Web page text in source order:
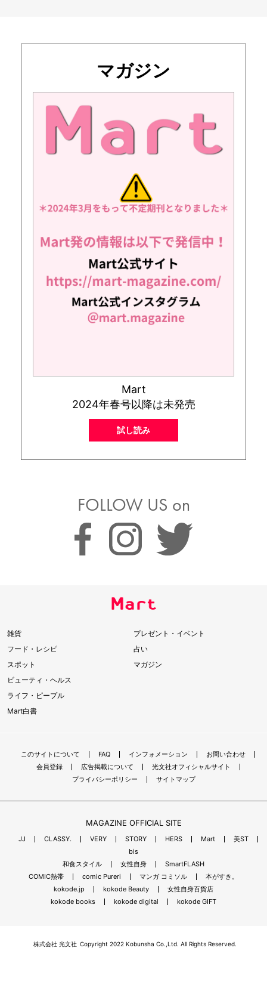
マガジン
Mart
2024年春号以降は未発売
試し読み
FOLLOW US on
雑貨
フード・レシピ
スポット
ビューティ・ヘルス
ライフ・ピープル
Mart白書
プレゼント・イベント
占い
マガジン
このサイトについて FAQ インフォメーション
お問い合わせ
会員登録
広告掲載について
光文社オフィシャルサイト
プライバシーポリシー
サイトマップ
MAGAZINE OFFICIAL SITE
JJ CLASSY. VERY STORY HERS Mart
美ST
bis
和食スタイル
女性自身
SmartFLASH
COMIC熱帯
comic Pureri マンガ コミソル
本がすき。
kokode.jp
kokode Beauty
女性自身百貨店
kokode books
kokode digital kokode GIFT
株式会社 光文社 Copyright 2022 Kobunsha Co.,Ltd. All Rights Reserved.